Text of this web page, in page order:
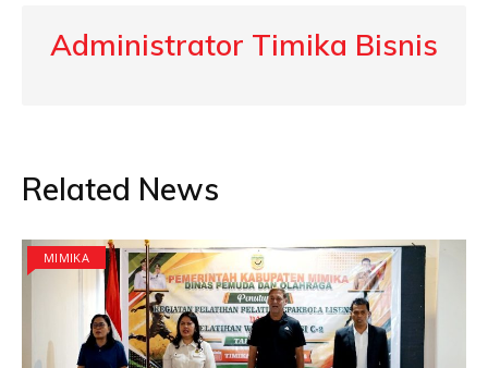
Administrator Timika Bisnis
Related News
MIMIKA